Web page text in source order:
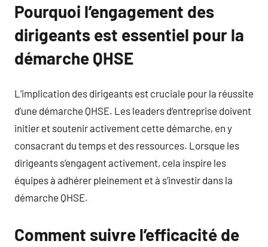
Pourquoi l’engagement des
dirigeants est essentiel pour la
démarche QHSE
L’implication des dirigeants est cruciale pour la réussite
d’une démarche QHSE. Les leaders d’entreprise doivent
initier et soutenir activement cette démarche, en y
consacrant du temps et des ressources. Lorsque les
dirigeants s’engagent activement, cela inspire les
équipes à adhérer pleinement et à s’investir dans la
démarche QHSE.
Comment suivre l’efficacité de